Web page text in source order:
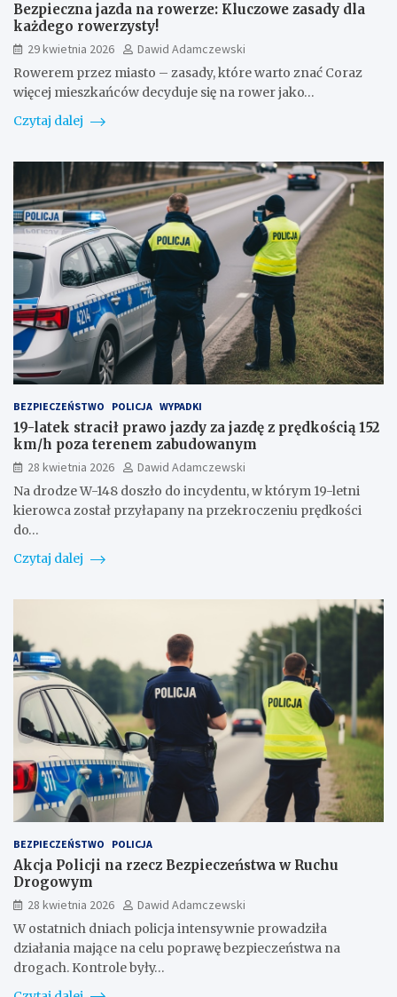
Bezpieczna jazda na rowerze: Kluczowe zasady dla
każdego rowerzysty!
29 kwietnia 2026
Dawid Adamczewski
Rowerem przez miasto – zasady, które warto znać Coraz
więcej mieszkańców decyduje się na rower jako…
Czytaj dalej
BEZPIECZEŃSTWO POLICJA WYPADKI
19-latek stracił prawo jazdy za jazdę z prędkością 152
km/h poza terenem zabudowanym
28 kwietnia 2026
Dawid Adamczewski
Na drodze W-148 doszło do incydentu, w którym 19-letni
kierowca został przyłapany na przekroczeniu prędkości
do…
Czytaj dalej
BEZPIECZEŃSTWO POLICJA
Akcja Policji na rzecz Bezpieczeństwa w Ruchu
Drogowym
28 kwietnia 2026
Dawid Adamczewski
W ostatnich dniach policja intensywnie prowadziła
działania mające na celu poprawę bezpieczeństwa na
drogach. Kontrole były…